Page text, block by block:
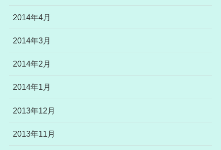
2014年4月
2014年3月
2014年2月
2014年1月
2013年12月
2013年11月